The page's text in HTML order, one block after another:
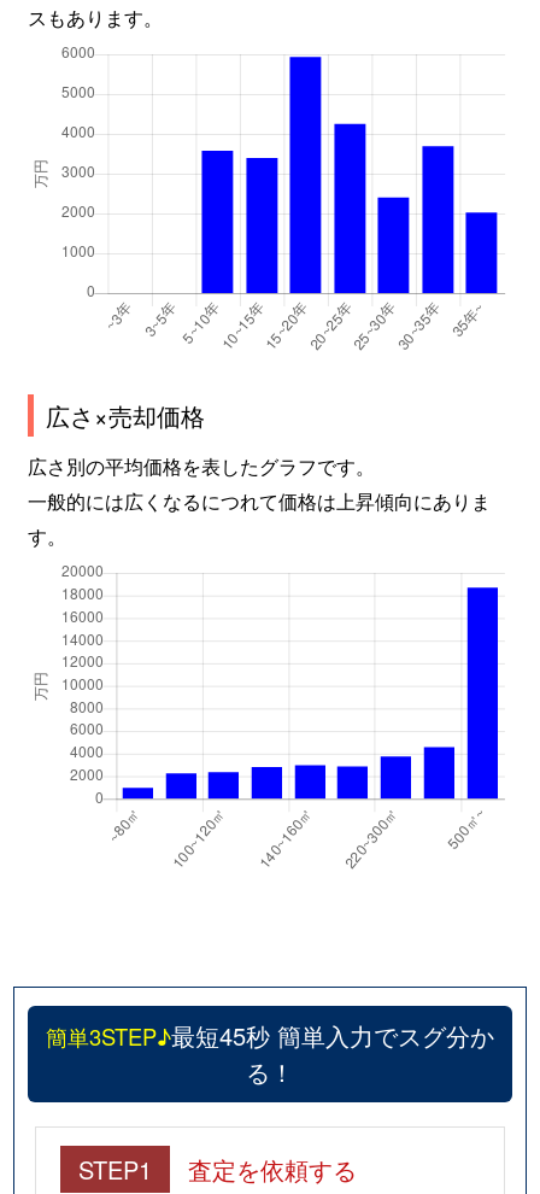
スもあります。
広さ×売却価格
広さ別の平均価格を表したグラフです。
一般的には広くなるにつれて価格は上昇傾向にありま
す。
簡単3STEP♪最短45秒 簡単入力でスグ分か
る！
STEP1 査定を依頼する